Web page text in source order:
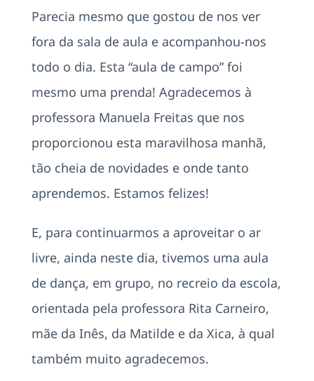
Parecia mesmo que gostou de nos ver
fora da sala de aula e acompanhou-nos
todo o dia. Esta “aula de campo” foi
mesmo uma prenda! Agradecemos à
professora Manuela Freitas que nos
proporcionou esta maravilhosa manhã,
tão cheia de novidades e onde tanto
aprendemos. Estamos felizes!
E, para continuarmos a aproveitar o ar
livre, ainda neste dia, tivemos uma aula
de dança, em grupo, no recreio da escola,
orientada pela professora Rita Carneiro,
mãe da Inês, da Matilde e da Xica, à qual
também muito agradecemos.